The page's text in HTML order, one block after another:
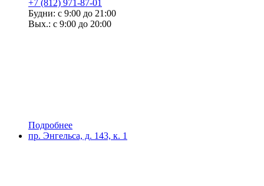
+7 (812) 971-87-01
Будни: с 9:00 до 21:00
Вых.: с 9:00 до 20:00
Подробнее
пр. Энгельса, д. 143, к. 1